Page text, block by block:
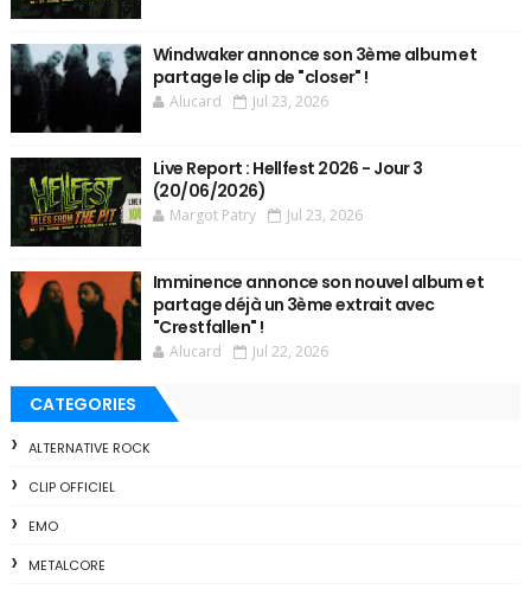
Windwaker annonce son 3ème album et
partage le clip de "closer" !
Alucard Jul 23, 2026
Live Report : Hellfest 2026 - Jour 3
(20/06/2026)
Margot Patry Jul 23, 2026
Imminence annonce son nouvel album et
partage déjà un 3ème extrait avec
"Crestfallen" !
Alucard Jul 22, 2026
CATEGORIES
ALTERNATIVE ROCK
CLIP OFFICIEL
EMO
METALCORE